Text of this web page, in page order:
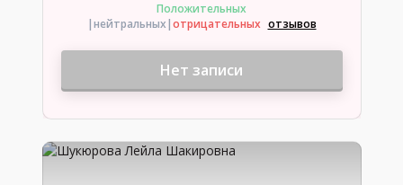
Положительных
|нейтральных|отрицательных отзывов
Нет записи